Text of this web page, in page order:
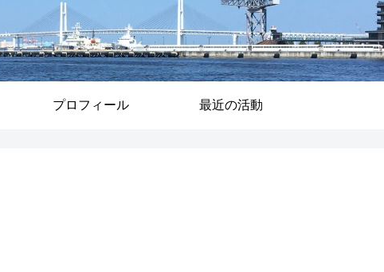
プロフィール 最近の活動